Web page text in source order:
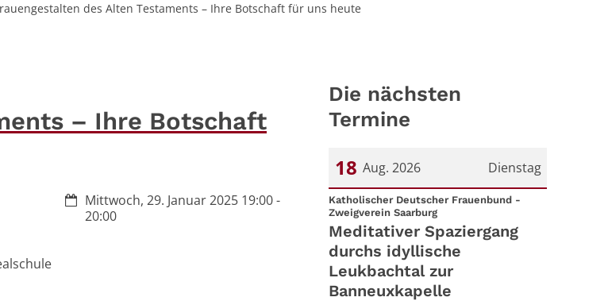
des Alten Testaments – Ihre Botschaft für uns heute
– Ihre Botschaft
Datum:Mittwoch, 29. Januar 2025 19:00 -
20:00
Die nächsten
Termine
Dienstag
18 Aug. 2026
Datum: 18. August 2026
Katholischer Deutscher Frauenbund -
Zweigverein Saarburg:
Meditativer Spaziergang
durchs idyllische
Leukbachtal zur
Banneuxkapelle